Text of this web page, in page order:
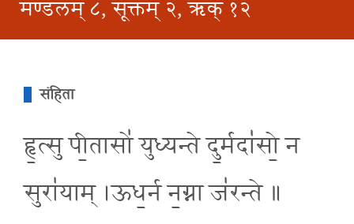
मण्डलम् ८, सूक्तम् २, ऋक् १२
संहिता
हृ॒त्सु पी॒तासो॑ युध्यन्ते दु॒र्मदा॑सो॒ न
सुरा॑याम् ।ऊध॒र्न न॒ग्ना ज॑रन्ते ॥